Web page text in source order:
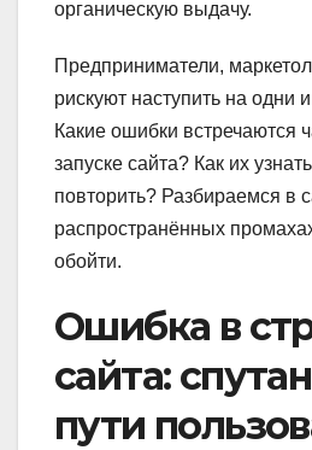
органическую выдачу.
Предприниматели,
рискуют наступить на одни
Какие ошибки встречаются
запуске сайта? Как их
повторить? Разбираемся в
распространённых
обойти.
Ошибка в
сайта:
пути